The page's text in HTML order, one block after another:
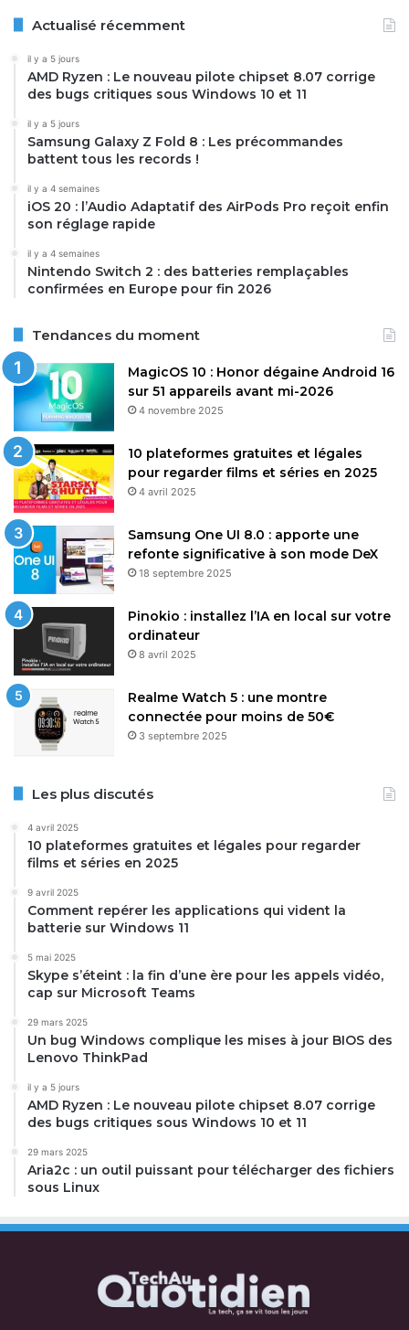
Actualisé récemment
il y a 5 jours
AMD Ryzen : Le nouveau pilote chipset 8.07 corrige
des bugs critiques sous Windows 10 et 11
il y a 5 jours
Samsung Galaxy Z Fold 8 : Les précommandes
battent tous les records !
il y a 4 semaines
iOS 20 : l’Audio Adaptatif des AirPods Pro reçoit enfin
son réglage rapide
il y a 4 semaines
Nintendo Switch 2 : des batteries remplaçables
confirmées en Europe pour fin 2026
Tendances du moment
MagicOS 10 : Honor dégaine Android 16
sur 51 appareils avant mi-2026
4 novembre 2025
10 plateformes gratuites et légales
pour regarder films et séries en 2025
4 avril 2025
Samsung One UI 8.0 : apporte une
refonte significative à son mode DeX
18 septembre 2025
Pinokio : installez l’IA en local sur votre
ordinateur
8 avril 2025
Realme Watch 5 : une montre
connectée pour moins de 50€
3 septembre 2025
Les plus discutés
4 avril 2025
10 plateformes gratuites et légales pour regarder
films et séries en 2025
9 avril 2025
Comment repérer les applications qui vident la
batterie sur Windows 11
5 mai 2025
Skype s’éteint : la fin d’une ère pour les appels vidéo,
cap sur Microsoft Teams
29 mars 2025
Un bug Windows complique les mises à jour BIOS des
Lenovo ThinkPad
il y a 5 jours
AMD Ryzen : Le nouveau pilote chipset 8.07 corrige
des bugs critiques sous Windows 10 et 11
29 mars 2025
Aria2c : un outil puissant pour télécharger des fichiers
sous Linux